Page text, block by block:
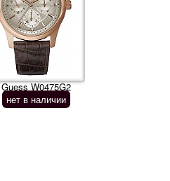
Guess W0475G2
нет в наличии